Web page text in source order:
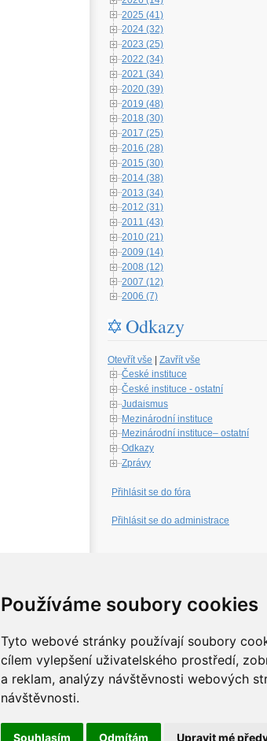
Používáme soubory cookies
Tyto webové stránky používají soubory
cílem vylepšení uživatelského prostředí,
a reklam, analýzy návštěvnosti webových
návštěvnosti.
Souhlasím Odmítám Upravit mé
2025 (41)
2024 (32)
2023 (25)
2022 (34)
2021 (34)
2020 (39)
2019 (48)
2018 (30)
2017 (25)
2016 (28)
2015 (30)
2014 (38)
2013 (34)
2012 (31)
2011 (43)
2010 (21)
2009 (14)
2008 (12)
2007 (12)
2006 (7)
Odkazy
Otevřít vše
Zavřít vše
České instituce
České instituce - ostatní
Judaismus
Mezinárodní instituce
Mezinárodní instituce– ostatní
Odkazy
Zprávy
Přihlásit se do fóra
Přihlásit se do administrace